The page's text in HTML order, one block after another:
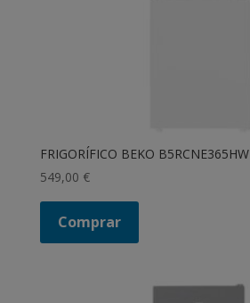
FRIGORÍFICO BEKO B5RCNE365HW
549,00 €
Comprar